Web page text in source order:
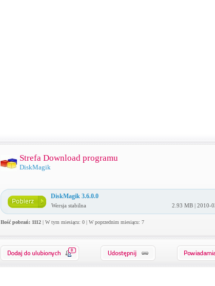
Strefa Download programu
DiskMagik
DiskMagik 3.6.0.0
Wersja stabilna 2.93 MB | 2010-
Ilość pobrań: 1112| W tym miesiącu: 0 | W poprzednim miesiącu: 7
0